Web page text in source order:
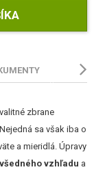
zbrane
sa však iba o
a mieridlá. Úpravy
vzhľadu a